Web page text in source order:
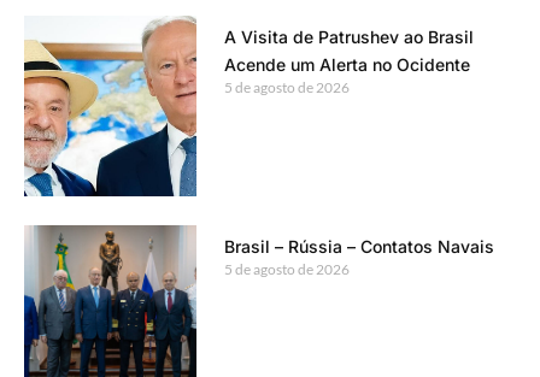
A Visita de Patrushev ao Brasil
Acende um Alerta no Ocidente
5 de agosto de 2026
Brasil – Rússia – Contatos Navais
5 de agosto de 2026